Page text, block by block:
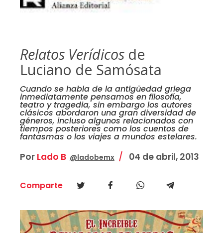
Relatos Verídicosde
Luciano de Samósata
Cuando se habla de la antigüedad griega
inmediatamente pensamos en filosofía,
teatro y tragedia, sin embargo los autores
clásicos abordaron una gran diversidad de
géneros, incluso algunos relacionados con
tiempos posteriores como los cuentos de
fantasmas o los viajes a mundos estelares.
Por Lado B @ladobemx 04 de abril, 2013
Comparte